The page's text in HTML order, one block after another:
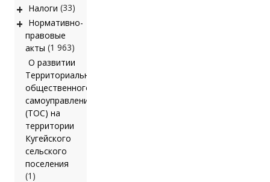
+ Налоги (33)
+ Нормативно-
правовые
акты (1 963)
О развитии
Территориального
общественного
самоуправления
(ТОС) на
территории
Кугейского
сельского
поселения
(1)